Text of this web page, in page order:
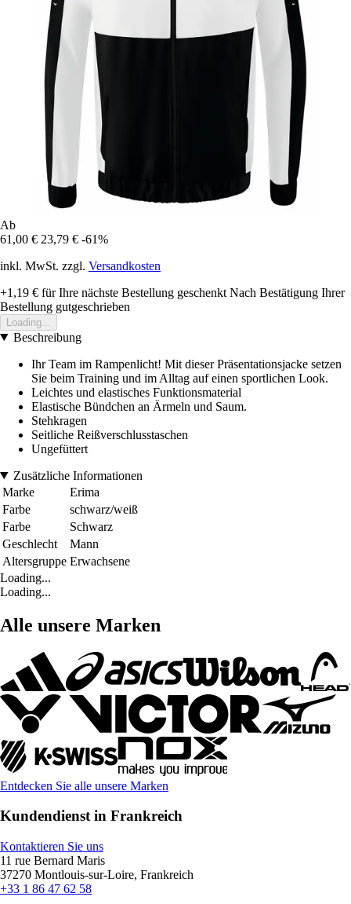
Ab
61,00 € 23,79 € -61%
inkl. MwSt. zzgl. Versandkosten
+1,19 € für Ihre nächste Bestellung geschenkt Nach Bestätigung Ihrer
Bestellung gutgeschrieben
Loading...
Beschreibung
Ihr Team im Rampenlicht! Mit dieser Präsentationsjacke setzen
Sie beim Training und im Alltag auf einen sportlichen Look.
Leichtes und elastisches Funktionsmaterial
Elastische Bündchen an Ärmeln und Saum.
Stehkragen
Seitliche Reißverschlusstaschen
Ungefüttert
Zusätzliche Informationen
Marke
Erima
Farbe
schwarz/weiß
Farbe
Schwarz
Geschlecht
Mann
Altersgruppe Erwachsene
Loading...
Loading...
Alle unsere Marken
Entdecken Sie alle unsere Marken
Kundendienst in Frankreich
Kontaktieren Sie uns
11 rue Bernard Maris
37270 Montlouis-sur-Loire, Frankreich
+33 1 86 47 62 58